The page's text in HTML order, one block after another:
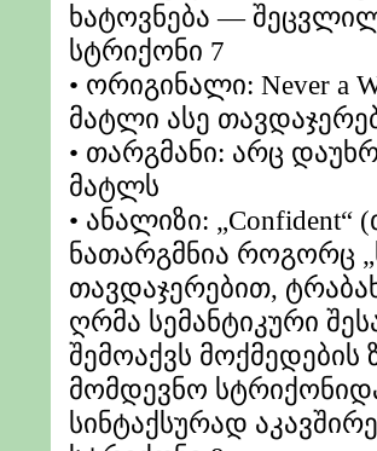
ხატოვნება —
სტრიქონი 7
• ორიგინალი: Never a
მატლი ასე
• თარგმანი: არც
მატლს
• ანალიზი:
ნათარგმნია როგორც
თავდაჯერებით,
ღრმა სემანტიკური
შემოაქვს
მომდევნო
სინტაქსურად